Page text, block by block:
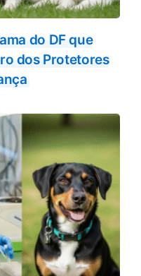
do DF que
dos Protetores